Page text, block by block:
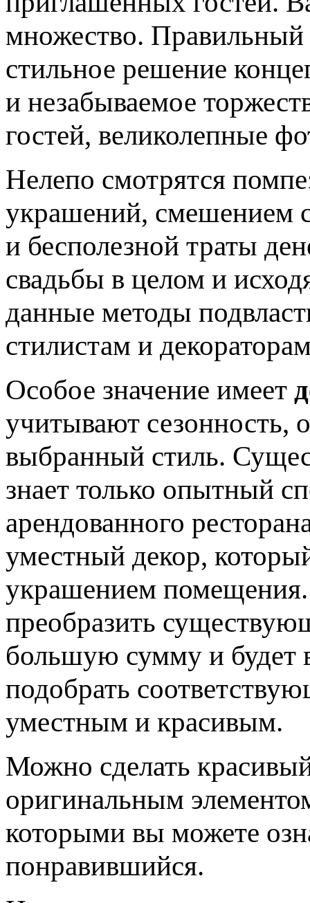
множество. Правильный
стильное решение
и незабываемое
гостей, великолепные
Нелепо смотрятся
украшений, смешением
и бесполезной траты
свадьбы в целом и
данные методы
стилистам и
Особое значение имеет
учитывают сезонность,
выбранный стиль.
знает только опытный
арендованного
уместный декор,
украшением
преобразить
большую сумму и будет
подобрать
уместным и красивым.
Можно сделать
оригинальным
которыми вы можете
понравившийся.